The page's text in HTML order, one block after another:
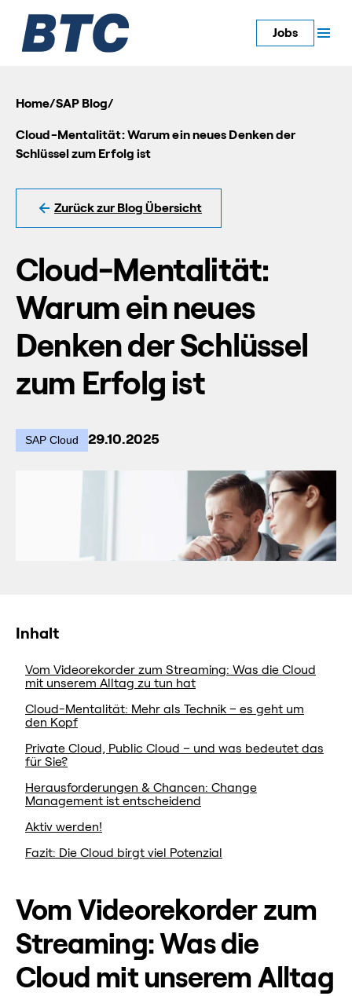
Jobs
Home/SAP Blog/
Cloud-Mentalität: Warum ein neues Denken der
Schlüssel zum Erfolg ist
Zurück zur Blog Übersicht
Cloud-Mentalität:
Warum ein neues
Denken der Schlüssel
zum Erfolg ist
SAP Cloud 29.10.2025
Inhalt
Vom Videorekorder zum Streaming: Was die Cloud
mit unserem Alltag zu tun hat
Cloud-Mentalität: Mehr als Technik – es geht um
den Kopf
Private Cloud, Public Cloud – und was bedeutet das
für Sie?
Herausforderungen & Chancen: Change
Management ist entscheidend
Aktiv werden!
Fazit: Die Cloud birgt viel Potenzial
Vom Videorekorder zum
Streaming: Was die
Cloud mit unserem Alltag